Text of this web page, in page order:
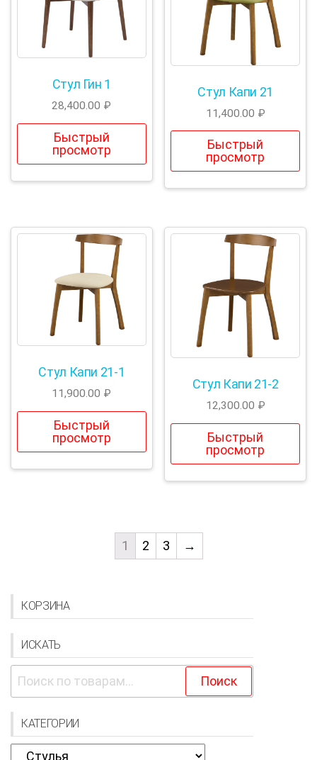
Стул Гин 1
28,400.00 ₽
Быстрый
просмотр
Стул Капи 21
11,400.00 ₽
Быстрый
просмотр
Стул Капи 21-1
11,900.00 ₽
Быстрый
просмотр
Стул Капи 21-2
12,300.00 ₽
Быстрый
просмотр
1 2 3 →
КОРЗИНА
ИСКАТЬ
Искать: Поиск
КАТЕГОРИИ